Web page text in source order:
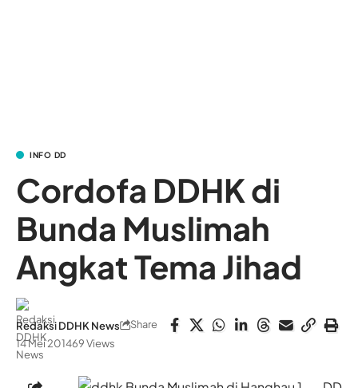
INFO DD
Cordofa DDHK di
Bunda Muslimah
Angkat Tema Jihad
Redaksi DDHK News
14 Mei 201469 Views
Share